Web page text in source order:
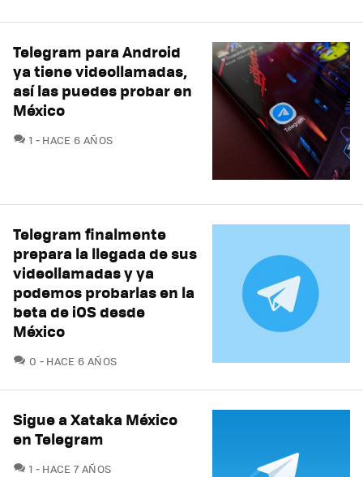
Telegram para Android
ya tiene videollamadas,
así las puedes probar en
México
1 COMENTARIOS
HACE 6 AÑOS
Telegram finalmente
prepara la llegada de sus
videollamadas y ya
podemos probarlas en la
beta de iOS desde
México
0 COMENTARIOS
HACE 6 AÑOS
Sigue a Xataka México
en Telegram
1 COMENTARIOS
HACE 7 AÑOS